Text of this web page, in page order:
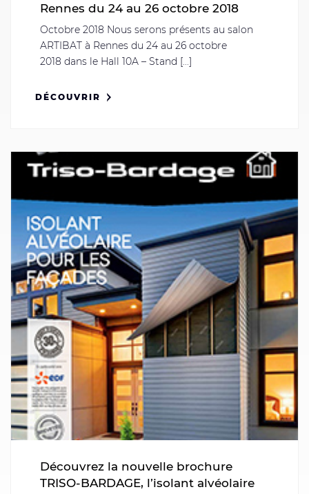
Rennes du 24 au 26 octobre 2018
Octobre 2018 Nous serons présents au salon
ARTIBAT à Rennes du 24 au 26 octobre
2018 dans le Hall 10A – Stand [...]
DÉCOUVRIR
Découvrez la nouvelle brochure
TRISO-BARDAGE, l’isolant alvéolaire